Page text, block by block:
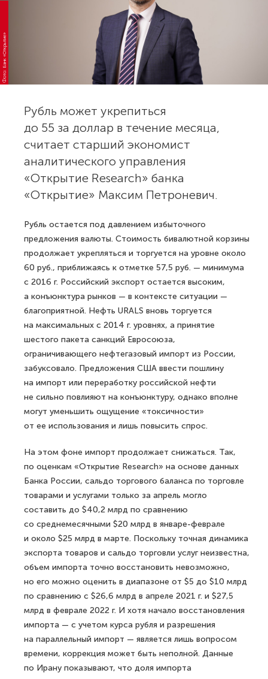
Фото: Банк «Открытие»
Рубль может укрепиться
до 55 за доллар в течение месяца,
считает старший экономист
аналитического управления
«Открытие Research» банка
«Открытие» Максим Петроневич.
Рубль остается под давлением избыточного
предложения валюты. Стоимость бивалютной корзины
продолжает укрепляться и торгуется на уровне около
60 руб., приближаясь к отметке 57,5 руб. — минимума
с 2016 г. Российский экспорт остается высоким,
а конъюнктура рынков — в контексте ситуации —
благоприятной. Нефть URALS вновь торгуется
на максимальных с 2014 г. уровнях, а принятие
шестого пакета санкций Евросоюза,
ограничивающего нефтегазовый импорт из России,
забуксовало. Предложения США ввести пошлину
на импорт или переработку российской нефти
не сильно повлияют на конъюнктуру, однако вполне
могут уменьшить ощущение «токсичности»
от ее использования и лишь повысить спрос.
На этом фоне импорт продолжает снижаться. Так,
по оценкам «Открытие Research» на основе данных
Банка России, сальдо торгового баланса по торговле
товарами и услугами только за апрель могло
составить до $40,2 млрд по сравнению
со среднемесячными $20 млрд в январе-феврале
и около $25 млрд в марте. Поскольку точная динамика
экспорта товаров и сальдо торговли услуг неизвестна,
объем импорта точно восстановить невозможно,
но его можно оценить в диапазоне от $5 до $10 млрд
по сравнению с $26,6 млрд в апреле 2021 г. и $27,5
млрд в феврале 2022 г. И хотя начало восстановления
импорта — с учетом курса рубля и разрешения
на параллельный импорт — является лишь вопросом
времени, коррекция может быть неполной. Данные
по Ирану показывают, что доля импорта